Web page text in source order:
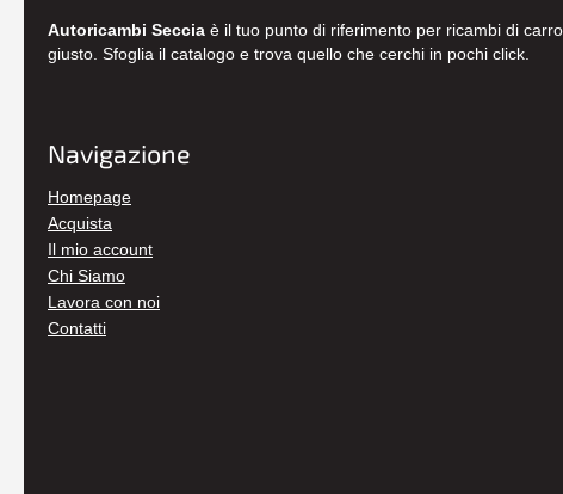
Autoricambi Seccia è il tuo punto di riferimento per ricambi di
giusto. Sfoglia il catalogo e trova quello che cerchi in pochi click.
Navigazione
Homepage
Acquista
Il mio account
Chi Siamo
Lavora con noi
Contatti